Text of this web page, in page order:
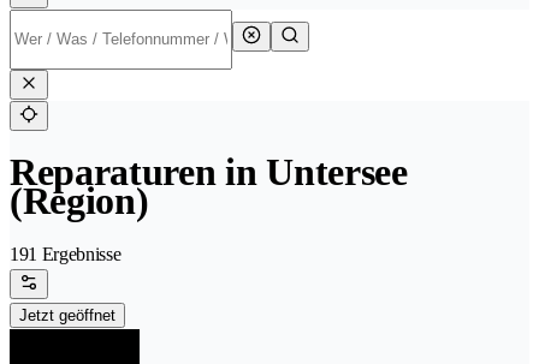
Reparaturen in Untersee
(Region)
191 Ergebnisse
Jetzt geöffnet